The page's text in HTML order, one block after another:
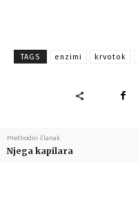
TAGS enzimi krvotok
Prethodni članak
Njega kapilara